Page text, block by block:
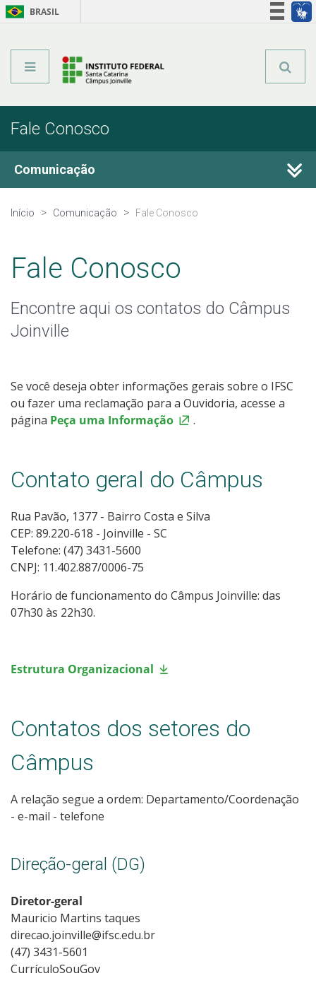
BRASIL
Fale Conosco
Comunicação
Fale Conosco
Calendário de Eventos
Notícias
Livros e Periódicos
Identidade Visual do IFSC
Início Comunicação Fale Conosco
Fale Conosco
Encontre aqui os contatos do Câmpus
Joinville
Se você deseja obter informações gerais sobre o IFSC
ou fazer uma reclamação para a Ouvidoria, acesse a
página Peça uma Informação .
Contato geral do Câmpus
Rua Pavão, 1377 - Bairro Costa e Silva
CEP: 89.220-618 - Joinville - SC
Telefone: (47) 3431-5600
CNPJ: 11.402.887/0006-75
Horário de funcionamento do Câmpus Joinville: das
07h30 às 22h30.
Estrutura Organizacional
Contatos dos setores do
Câmpus
A relação segue a ordem: Departamento/Coordenação
- e-mail - telefone
Direção-geral (DG)
Diretor-geral
Mauricio Martins taques
direcao.joinville@ifsc.edu.br
(47) 3431-5601
CurrículoSouGov